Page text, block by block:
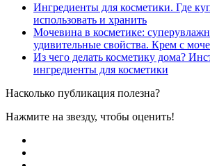
Ингредиенты для косметики. Где
использовать и хранить
Мочевина в косметике:
удивительные свойства. Крем с
Из чего делать косметику дома?
ингредиенты для косметики
Насколько публикация полезна?
Нажмите на звезду, чтобы оценить!